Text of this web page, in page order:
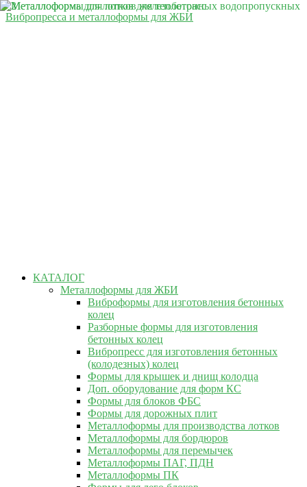
Вибропресса и металлоформы для ЖБИ
КАТАЛОГ
Металлоформы для ЖБИ
Виброформы для изготовления бетонных
колец
Разборные формы для изготовления
бетонных колец
Вибропресс для изготовления бетонных
(колодезных) колец
Формы для крышек и днищ колодца
Доп. оборудование для форм КС
Формы для блоков ФБС
Формы для дорожных плит
Металлоформы для производства лотков
Металлоформы для бордюров
Металлоформы для перемычек
Металлоформы ПАГ, ПДН
Металлоформы ПК